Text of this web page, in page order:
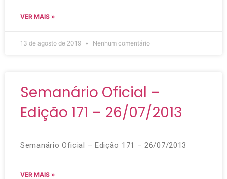
VER MAIS »
13 de agosto de 2019 Nenhum comentário
Semanário Oficial –
Edição 171 – 26/07/2013
Semanário Oficial – Edição 171 – 26/07/2013
VER MAIS »